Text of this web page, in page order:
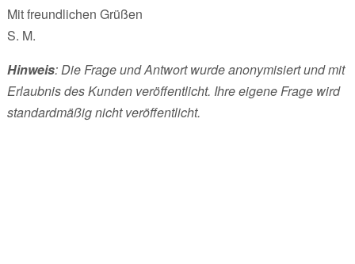
Mit freundlichen Grüßen
S. M.
Hinweis: Die Frage und Antwort wurde anonymisiert und mit
Erlaubnis des Kunden veröffentlicht. Ihre eigene Frage wird
standardmäßig nicht veröffentlicht.